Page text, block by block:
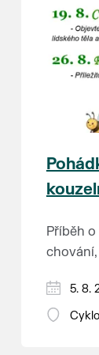
Příběh
nové
Hraje5. 8.